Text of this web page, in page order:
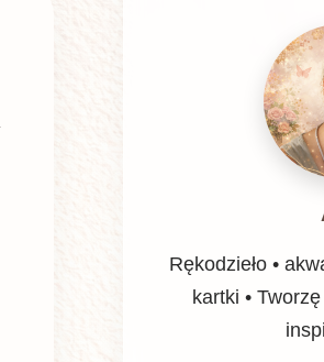
Rękodzieło •
kartki •